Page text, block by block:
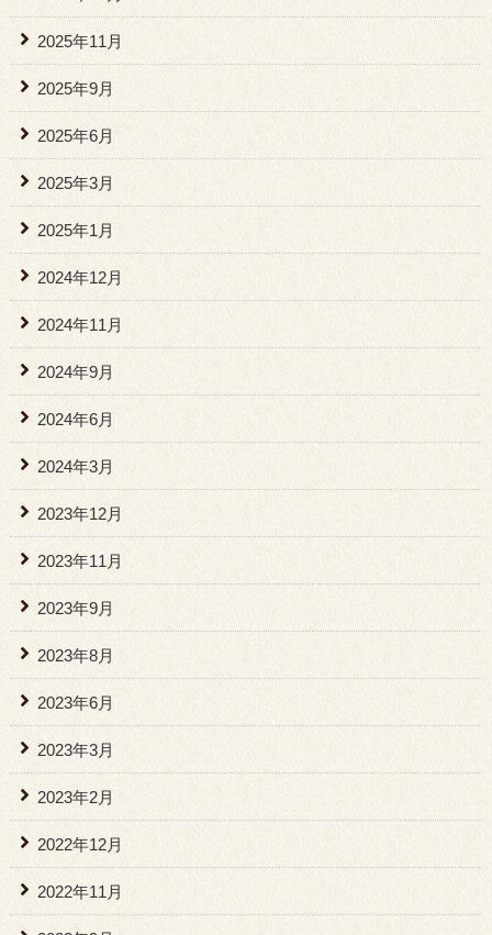
2025年11月
2025年9月
2025年6月
2025年3月
2025年1月
2024年12月
2024年11月
2024年9月
2024年6月
2024年3月
2023年12月
2023年11月
2023年9月
2023年8月
2023年6月
2023年3月
2023年2月
2022年12月
2022年11月